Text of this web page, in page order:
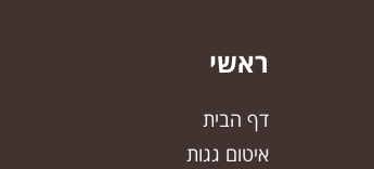
ראשי
דף הבית
איטום גגות